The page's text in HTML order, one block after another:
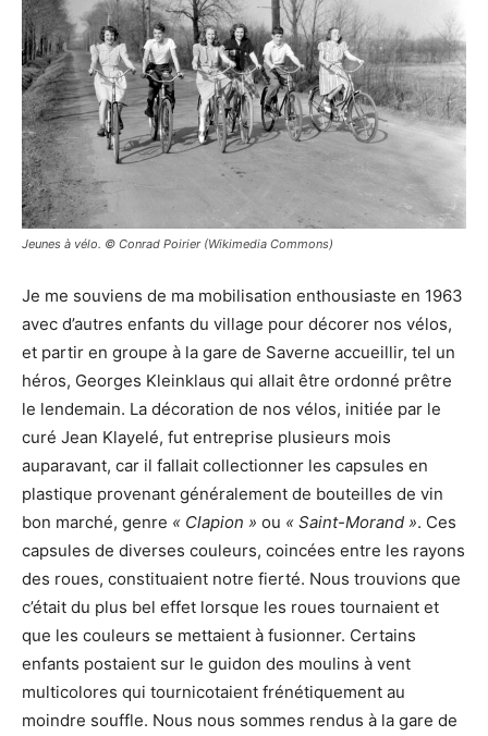
Jeunes à vélo. © Conrad Poirier (Wikimedia Commons)
Je me souviens de ma mobilisation enthousiaste en 1963
avec d’autres enfants du village pour décorer nos vélos,
et partir en groupe à la gare de Saverne accueillir, tel un
héros, Georges Kleinklaus qui allait être ordonné prêtre
le lendemain. La décoration de nos vélos, initiée par le
curé Jean Klayelé, fut entreprise plusieurs mois
auparavant, car il fallait collectionner les capsules en
plastique provenant généralement de bouteilles de vin
bon marché, genre « Clapion » ou « Saint-Morand ». Ces
capsules de diverses couleurs, coincées entre les rayons
des roues, constituaient notre fierté. Nous trouvions que
c’était du plus bel effet lorsque les roues tournaient et
que les couleurs se mettaient à fusionner. Certains
enfants postaient sur le guidon des moulins à vent
multicolores qui tournicotaient frénétiquement au
moindre souffle. Nous nous sommes rendus à la gare de